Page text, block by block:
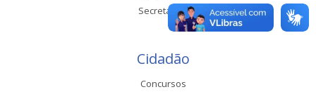
Secretarias
Cidadão
Concursos